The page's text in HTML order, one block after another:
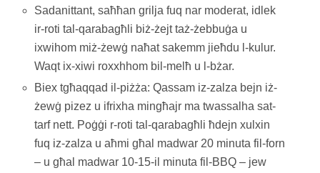
Sadanittant, saħħan grilja fuq nar moderat, idlek
ir-roti tal-qarabagħli biż-żejt taż-żebbuġa u
ixwihom miż-żewġ naħat sakemm jieħdu l-kulur.
Waqt ix-xiwi roxxhhom bil-melħ u l-bżar.
Biex tgħaqqad il-piżża: Qassam iz-zalza bejn iż-
żewġ pizez u ifrixha mingħajr ma twassalha sat-
tarf nett. Poġġi r-roti tal-qarabagħli ħdejn xulxin
fuq iz-zalza u aħmi għal madwar 20 minuta fil-forn
– u għal madwar 10-15-il minuta fil-BBQ – jew